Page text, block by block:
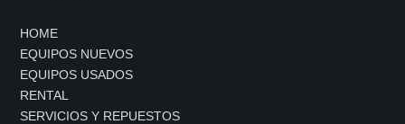
HOME
EQUIPOS NUEVOS
EQUIPOS USADOS
RENTAL
SERVICIOS Y REPUESTOS